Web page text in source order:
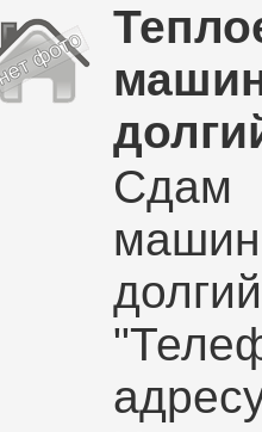
Сдам